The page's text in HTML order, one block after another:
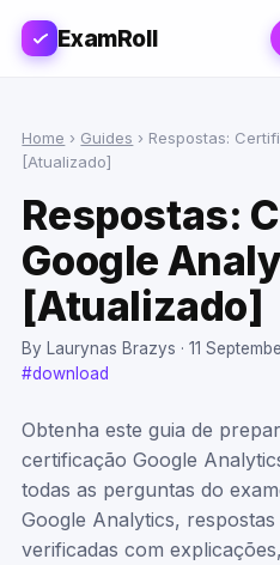
ExamRoll
Home › Guides › Respostas:
[Atualizado]
Respostas:
Google
[Atualizado]
By Laurynas Brazys ·11
#download
Obtenha este guia de
certificação Google
todas as perguntas do
Google Analytics,
verificadas com